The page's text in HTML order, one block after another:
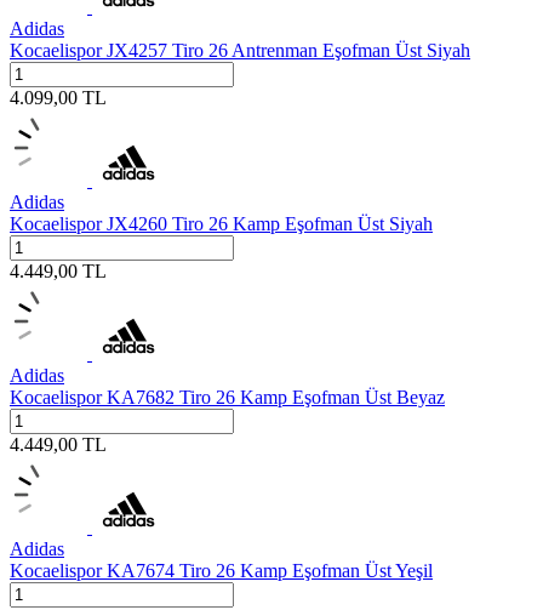
Adidas
Kocaelispor JX4257 Tiro 26 Antrenman Eşofman Üst Siyah
4.099,00 TL
Adidas
Kocaelispor JX4260 Tiro 26 Kamp Eşofman Üst Siyah
4.449,00 TL
Adidas
Kocaelispor KA7682 Tiro 26 Kamp Eşofman Üst Beyaz
4.449,00 TL
Adidas
Kocaelispor KA7674 Tiro 26 Kamp Eşofman Üst Yeşil